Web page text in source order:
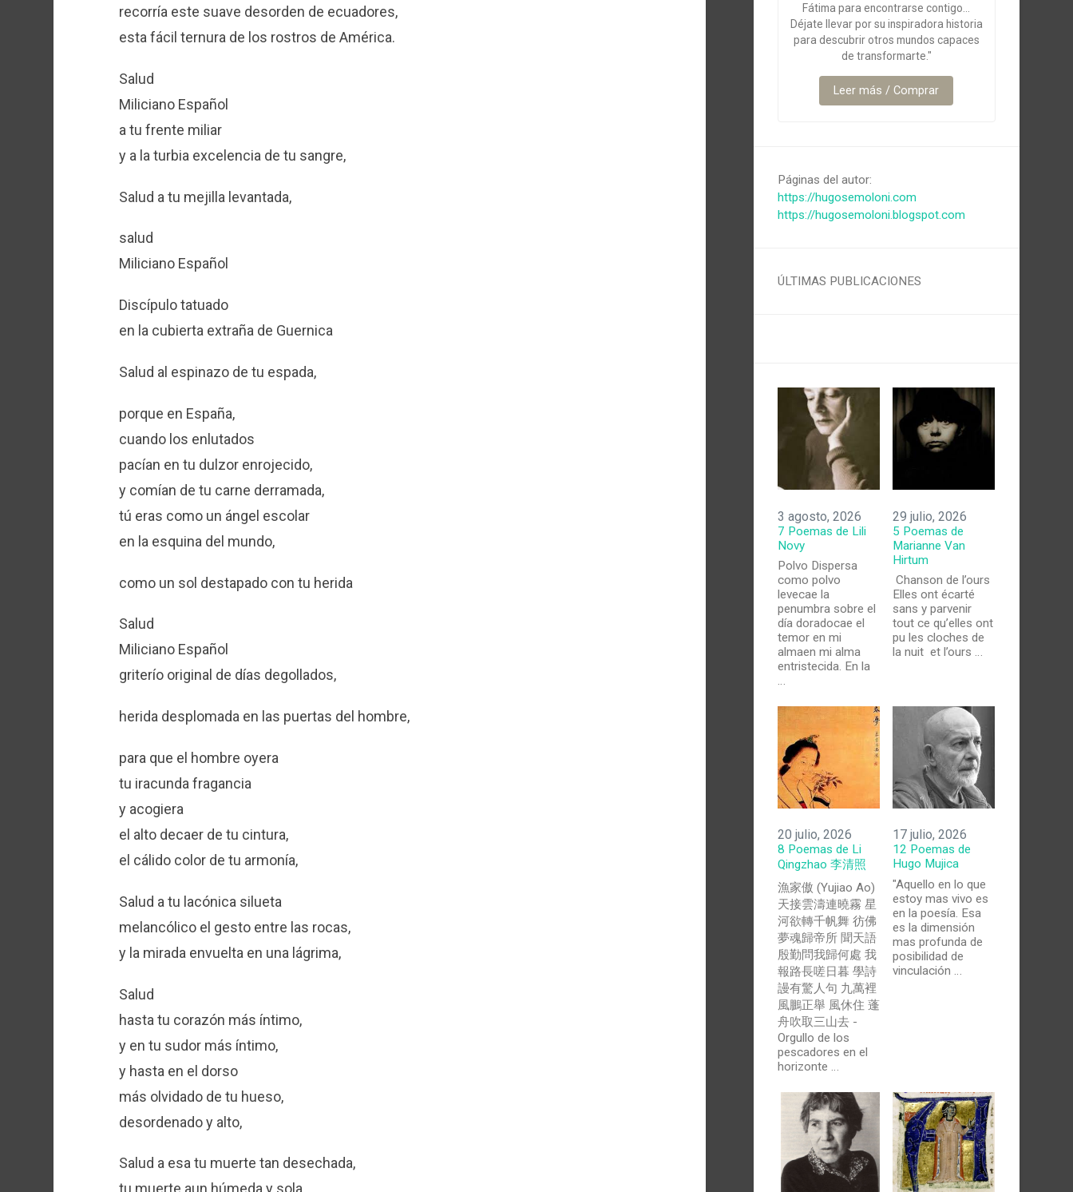
recorría este suave desorden de ecuadores,
esta fácil ternura de los rostros de América.
Salud
Miliciano Español
a tu frente miliar
y a la turbia excelencia de tu sangre,
Salud a tu mejilla levantada,
salud
Miliciano Español
Discípulo tatuado
en la cubierta extraña de Guernica
Salud al espinazo de tu espada,
porque en España,
cuando los enlutados
pacían en tu dulzor enrojecido,
y comían de tu carne derramada,
tú eras como un ángel escolar
en la esquina del mundo,
como un sol destapado con tu herida
Salud
Miliciano Español
griterío original de días degollados,
herida desplomada en las puertas del hombre,
para que el hombre oyera
tu iracunda fragancia
y acogiera
el alto decaer de tu cintura,
el cálido color de tu armonía,
Salud a tu lacónica silueta
melancólico el gesto entre las rocas,
y la mirada envuelta en una lágrima,
Salud
hasta tu corazón más íntimo,
y en tu sudor más íntimo,
y hasta en el dorso
más olvidado de tu hueso,
desordenado y alto,
Salud a esa tu muerte tan desechada,
Fátima para encontrarse contigo...
Déjate llevar por su inspiradora historia
para descubrir otros mundos capaces
de transformarte."
Leer más / Comprar
Páginas del autor:
https://hugosemoloni.com
https://hugosemoloni.blogspot.com
ÚLTIMAS PUBLICACIONES
3 agosto, 2026
7 Poemas de Lili
Novy
Polvo Dispersa
como polvo
levecae la
penumbra sobre el
día doradocae el
temor en mi
almaen mi alma
entristecida. En la
…
29 julio, 2026
5 Poemas de
Marianne Van
Hirtum
Chanson de l’ours
Elles ont écarté
sans y parvenir
tout ce qu’elles ont
pu les cloches de
la nuit et l’ours …
20 julio, 2026
8 Poemas de Li
Qingzhao 李清照
漁家傲 (Yujiao Ao)
天接雲濤連曉霧 星
河欲轉千帆舞 彷佛
夢魂歸帝所 聞天語
殷勤問我歸何處 我
報路長嗟日暮 學詩
謾有驚人句 九萬裡
風鵬正舉 風休住 蓬
舟吹取三山去 -
Orgullo de los
pescadores en el
horizonte …
17 julio, 2026
12 Poemas de
Hugo Mujica
"Aquello en lo que
estoy mas vivo es
en la poesía. Esa
es la dimensión
mas profunda de
posibilidad de
vinculación …